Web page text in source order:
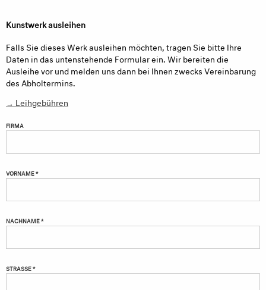
Kunstwerk ausleihen
Falls Sie dieses Werk ausleihen möchten, tragen Sie bitte Ihre
Daten in das untenstehende Formular ein. Wir bereiten die
Ausleihe vor und melden uns dann bei Ihnen zwecks Vereinbarung
des Abholtermins.
→ Leihgebühren
FIRMA
VORNAME *
NACHNAME *
STRASSE *